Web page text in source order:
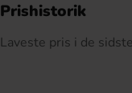
Prishistorik
Laveste pris i de